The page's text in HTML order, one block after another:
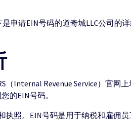
申请EIN号码的道奇城LLC公司的
Internal Revenue Service）官网
的EIN号码。
照。EIN号码是用于纳税和雇佣